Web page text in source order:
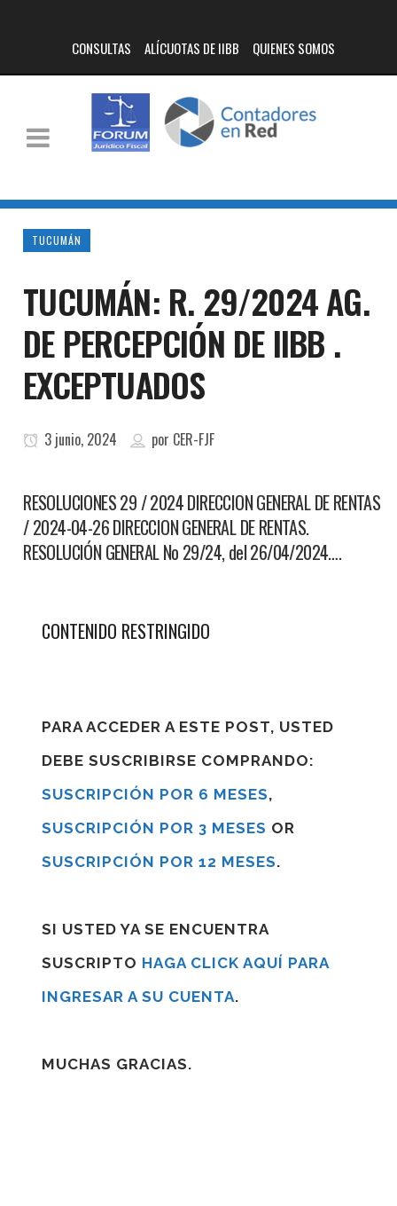
CONSULTAS ALÍCUOTAS DE IIBB QUIENES SOMOS
TUCUMÁN
TUCUMÁN: R. 29/2024 AG.
DE PERCEPCIÓN DE IIBB .
EXCEPTUADOS
3 junio, 2024 por CER-FJF
RESOLUCIONES 29 / 2024 DIRECCION GENERAL DE RENTAS
/ 2024-04-26 DIRECCION GENERAL DE RENTAS.
RESOLUCIÓN GENERAL No 29/24, del 26/04/2024….
CONTENIDO RESTRINGIDO
PARA ACCEDER A ESTE POST, USTED
DEBE SUSCRIBIRSE COMPRANDO:
SUSCRIPCIÓN POR 6 MESES,
SUSCRIPCIÓN POR 3 MESES OR
SUSCRIPCIÓN POR 12 MESES.
SI USTED YA SE ENCUENTRA
SUSCRIPTO HAGA CLICK AQUÍ PARA
INGRESAR A SU CUENTA.
MUCHAS GRACIAS.